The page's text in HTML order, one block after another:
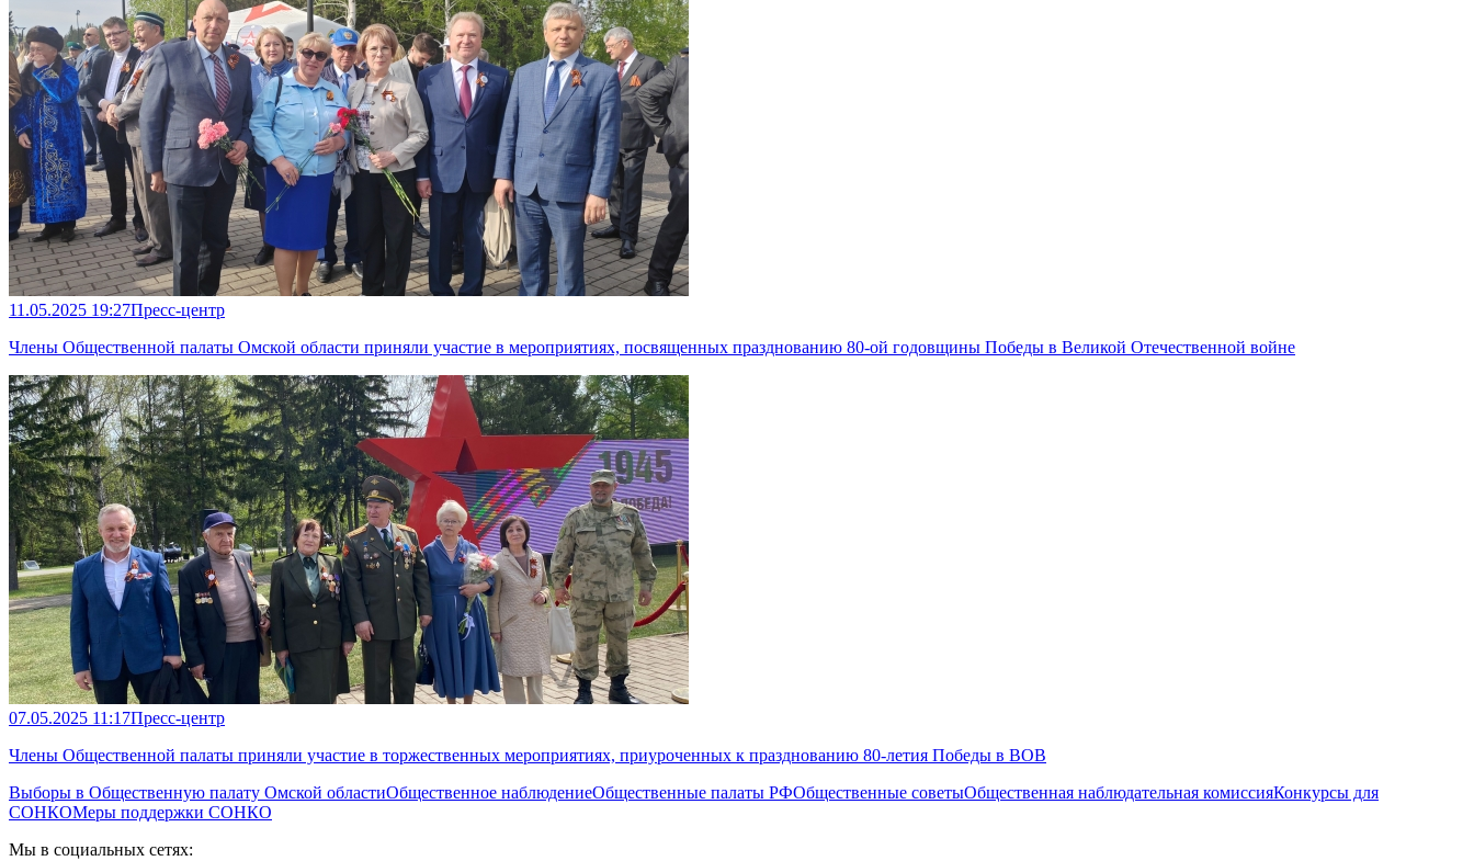
11.05.2025 19:27Пресс-центр
Члены Общественной палаты Омской области приняли участие в мероприятиях, посвященных празднованию 80-ой годовщины Победы в Великой Отечественной войне
07.05.2025 11:17Пресс-центр
Члены Общественной палаты приняли участие в торжественных мероприятиях, приуроченных к празднованию 80-летия Победы в ВОВ
Выборы в Общественную палату Омской областиОбщественное наблюдениеОбщественные палаты РФОбщественные советыОбщественная наблюдательная комиссияКонкурсы для
СОНКОМеры поддержки СОНКО
Мы в социальных сетях: